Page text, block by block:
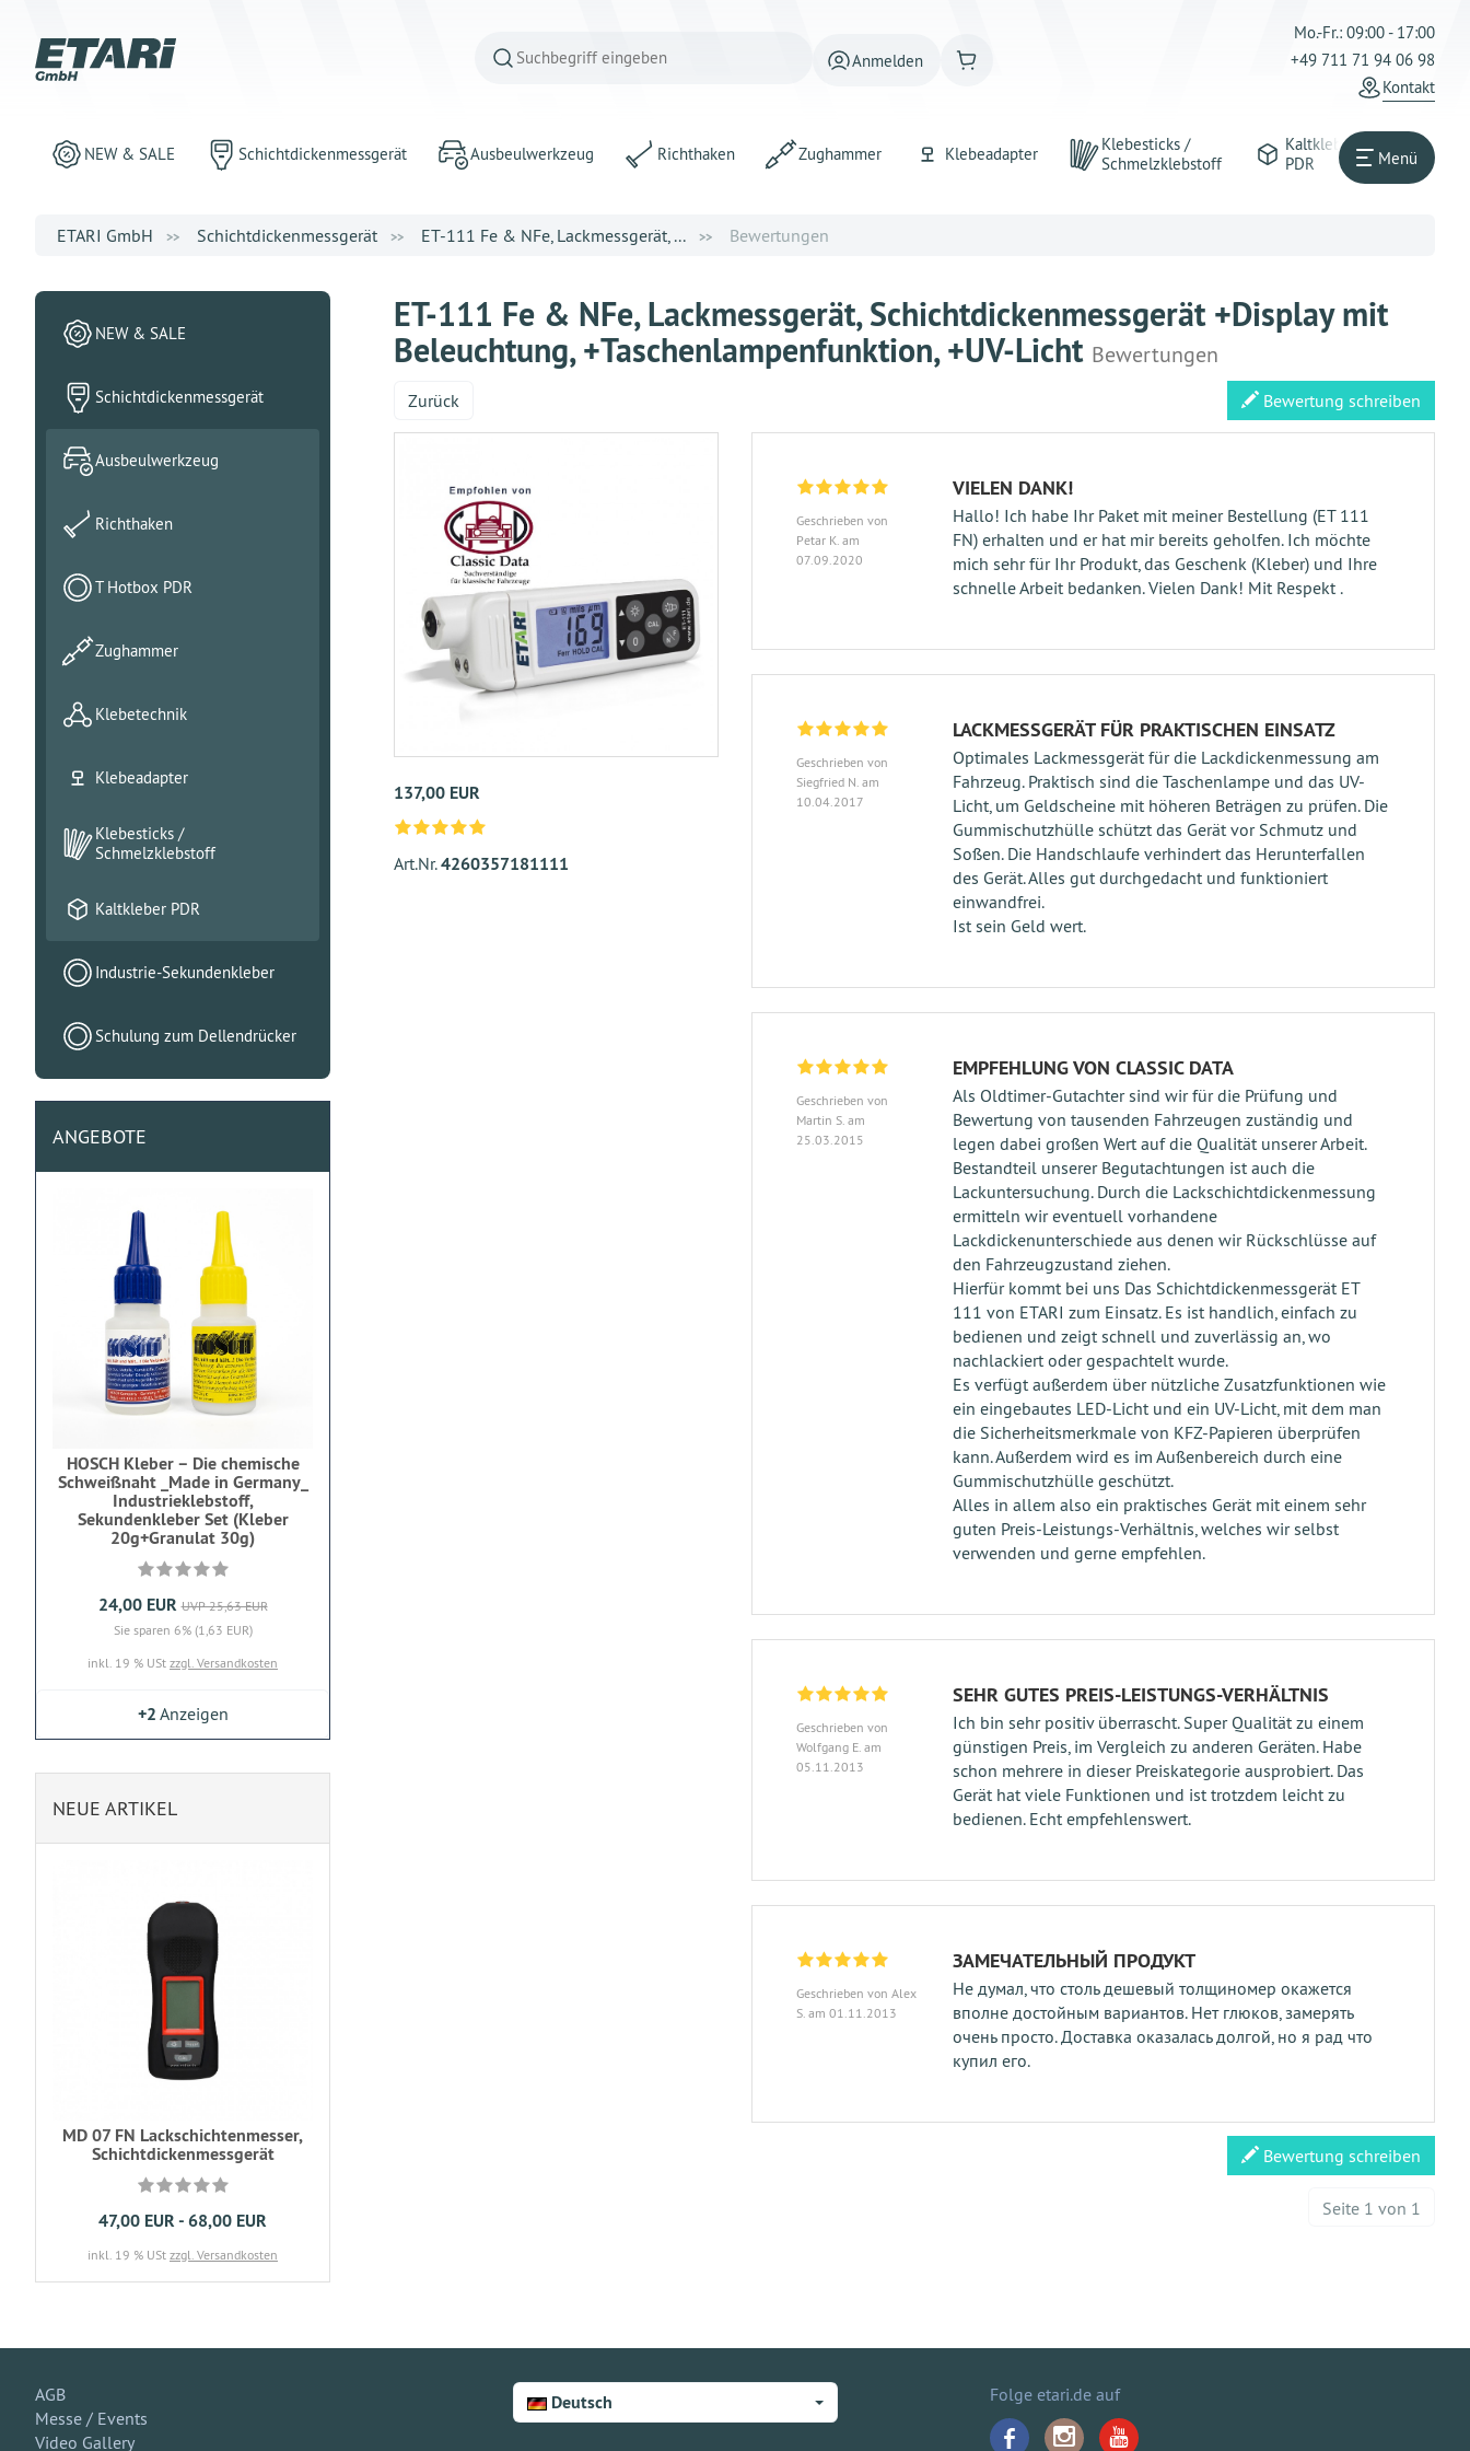
Anmelden
Mo.-Fr.: 09:00 - 17:00
+49 711 71 94 06 98
Kontakt
NEW & SALE Schichtdickenmessgerät Ausbeulwerkzeug Richthaken Zughammer Klebeadapter
Klebesticks /
Schmelzklebstoff
Kaltkleber
PDR
Menü
ETARI GmbH Schichtdickenmessgerät ET-111 Fe & NFe, Lackmessgerät, ... Bewertungen
ET-111 Fe & NFe, Lackmessgerät, Schichtdickenmessgerät +Display mit
Beleuchtung, +Taschenlampenfunktion, +UV-Licht Bewertungen
Zurück
137,00 EUR
Art.Nr.4260357181111
Bewertung schreiben
Geschrieben von
Petar K. am
07.09.2020
VIELEN DANK!
Hallo! Ich habe Ihr Paket mit meiner Bestellung (ET 111
FN) erhalten und er hat mir bereits geholfen. Ich möchte
mich sehr für Ihr Produkt, das Geschenk (Kleber) und Ihre
schnelle Arbeit bedanken. Vielen Dank! Mit Respekt .
Geschrieben von
Siegfried N. am
10.04.2017
LACKMESSGERÄT FÜR PRAKTISCHEN EINSATZ
Optimales Lackmessgerät für die Lackdickenmessung am
Fahrzeug. Praktisch sind die Taschenlampe und das UV-
Licht, um Geldscheine mit höheren Beträgen zu prüfen. Die
Gummischutzhülle schützt das Gerät vor Schmutz und
Soßen. Die Handschlaufe verhindert das Herunterfallen
des Gerät. Alles gut durchgedacht und funktioniert
einwandfrei.
Ist sein Geld wert.
Geschrieben von
Martin S. am
25.03.2015
EMPFEHLUNG VON CLASSIC DATA
Als Oldtimer-Gutachter sind wir für die Prüfung und
Bewertung von tausenden Fahrzeugen zuständig und
legen dabei großen Wert auf die Qualität unserer Arbeit.
Bestandteil unserer Begutachtungen ist auch die
Lackuntersuchung. Durch die Lackschichtdickenmessung
ermitteln wir eventuell vorhandene
Lackdickenunterschiede aus denen wir Rückschlüsse auf
den Fahrzeugzustand ziehen.
Hierfür kommt bei uns Das Schichtdickenmessgerät ET
111 von ETARI zum Einsatz. Es ist handlich, einfach zu
bedienen und zeigt schnell und zuverlässig an, wo
nachlackiert oder gespachtelt wurde.
Es verfügt außerdem über nützliche Zusatzfunktionen wie
ein eingebautes LED-Licht und ein UV-Licht, mit dem man
die Sicherheitsmerkmale von KFZ-Papieren überprüfen
kann. Außerdem wird es im Außenbereich durch eine
Gummischutzhülle geschützt.
Alles in allem also ein praktisches Gerät mit einem sehr
guten Preis-Leistungs-Verhältnis, welches wir selbst
verwenden und gerne empfehlen.
Geschrieben von
Wolfgang E. am
05.11.2013
SEHR GUTES PREIS-LEISTUNGS-VERHÄLTNIS
Ich bin sehr positiv überrascht. Super Qualität zu einem
günstigen Preis, im Vergleich zu anderen Geräten. Habe
schon mehrere in dieser Preiskategorie ausprobiert. Das
Gerät hat viele Funktionen und ist trotzdem leicht zu
bedienen. Echt empfehlenswert.
Geschrieben von Alex
S. am 01.11.2013
ЗАМЕЧАТЕЛЬНЫЙ ПРОДУКТ
Не думал, что столь дешевый толщиномер окажется
вполне достойным вариантов. Нет глюков, замерять
очень просто. Доставка оказалась долгой, но я рад что
купил его.
Bewertung schreiben
Seite 1 von 1
NEW & SALE
Schichtdickenmessgerät
Ausbeulwerkzeug
Richthaken
T Hotbox PDR
Zughammer
Klebetechnik
Klebeadapter
Klebesticks /
Schmelzklebstoff
Kaltkleber PDR
Industrie-Sekundenkleber
Schulung zum Dellendrücker
ANGEBOTE
HOSCH Kleber – Die chemische
Schweißnaht _Made in Germany_
Industrieklebstoff,
Sekundenkleber Set (Kleber
20g+Granulat 30g)
24,00 EUR UVP 25,63 EUR
Sie sparen 6% (1,63 EUR)
inkl. 19 % USt zzgl. Versandkosten
+2 Anzeigen
NEUE ARTIKEL
MD 07 FN Lackschichtenmesser,
Schichtdickenmessgerät
47,00 EUR - 68,00 EUR
inkl. 19 % USt zzgl. Versandkosten
AGB
Messe / Events
Video Gallery
Deutsch Folge etari.de auf